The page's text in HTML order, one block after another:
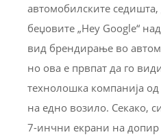
автомобилските
беџовите „Hey Google“
вид брендирање во
но ова е првпат да го
технолошка компанија
на едно возило. Секако,
7-инчни екрани на допир